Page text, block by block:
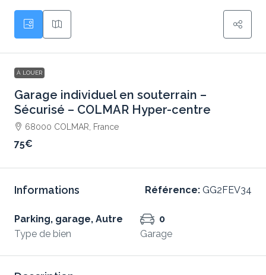
À LOUER
Garage individuel en souterrain –
Sécurisé – COLMAR Hyper-centre
68000 COLMAR, France
75€
Informations Référence: GG2FEV34
Parking, garage, Autre
Type de bien
0
Garage